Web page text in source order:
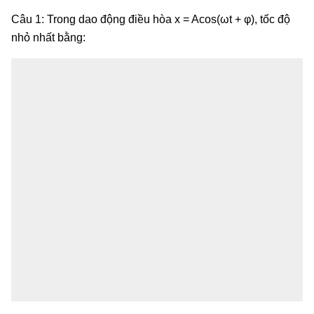
Câu 1: Trong dao động điều hòa x = Acos(ωt + φ), tốc độ
nhỏ nhất bằng: